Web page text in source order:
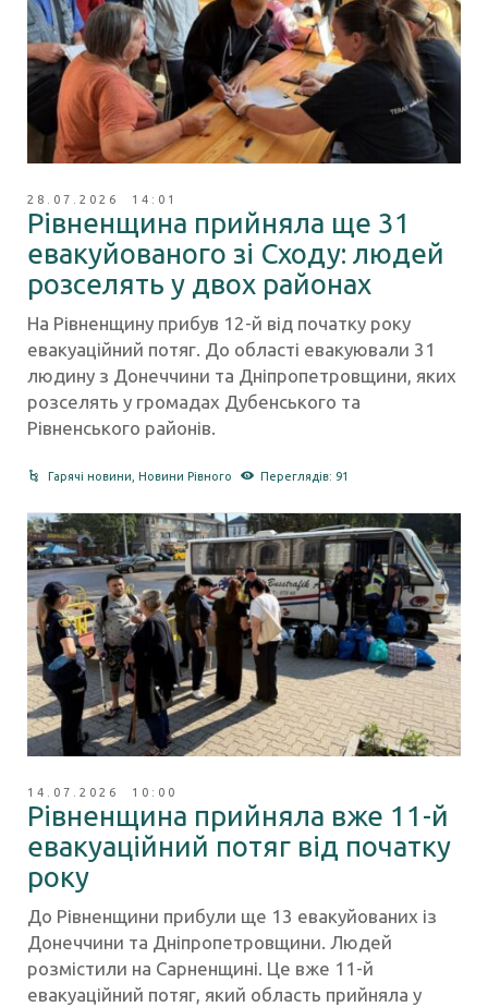
28.07.2026 14:01
Рівненщина прийняла ще 31
евакуйованого зі Сходу: людей
розселять у двох районах
На Рівненщину прибув 12-й від початку року
евакуаційний потяг. До області евакуювали 31
людину з Донеччини та Дніпропетровщини, яких
розселять у громадах Дубенського та
Рівненського районів.
Гарячі новини, Новини Рівного Переглядів: 91
14.07.2026 10:00
Рівненщина прийняла вже 11-й
евакуаційний потяг від початку
року
До Рівненщини прибули ще 13 евакуйованих із
Донеччини та Дніпропетровщини. Людей
розмістили на Сарненщині. Це вже 11-й
евакуаційний потяг, який область прийняла у